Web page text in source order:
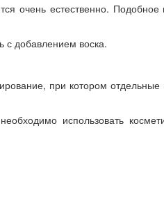
очень естественно.
с добавлением воска.
при котором
использовать